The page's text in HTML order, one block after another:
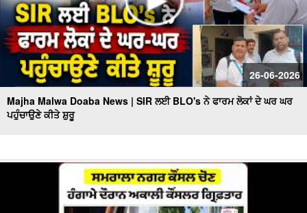
26-06-2026
Majha Malwa Doaba News | SIR ਲਈ BLO's ਨੇ ਫਾਰਮ ਲੋਕਾਂ ਦੇ ਘਰ ਘਰ
ਪਹੁੰਚਾਉਣੇ ਕੀਤੇ ਸ਼ੁਰੂ